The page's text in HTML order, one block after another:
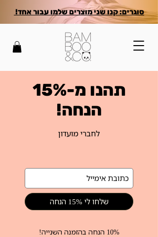
סוגרים: קנו שני מוצרים שלמו עבור אחד!
תהנו מ-15%
הנחה!
לחברי מועדון
שלחו לי 15% הנחה
10% הנחה בהזמנה השנייה!